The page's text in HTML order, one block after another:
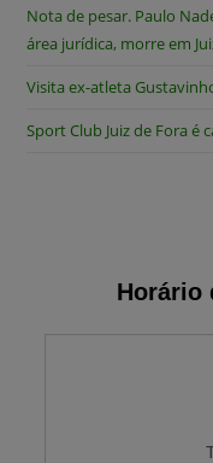
Nota de pesar. Paulo
área jurídica, morre em
Visita ex-atleta
Sport Club Juiz de Fora é
Horário